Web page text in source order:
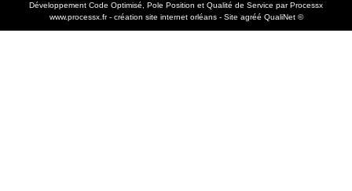
Développement Code Optimisé, Pole Position et Qualité de Service par Processx
www.processx.fr - création site internet orléans- Site agréé QualiNet ©